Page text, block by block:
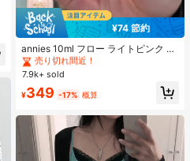
¥74 節約
annies 10ml フロー ライトピンク キ
ャットアイ ジェルネイルポリッシュ
ウルトラシャイン UVジェル ミラー
グラス キャットマグネットジェル ワ
ニス ネイルサプライ
#1 ベストセラー
に アニーズ ジェルネイルポリッシュ
売り切れ間近！
#1 ベストセラー
売り切れ間近！
#1 ベストセラー
売り切れ間近！
#1 ベストセラー
に アニーズ ジェルネイルポリッシュ
売り切れ間近！
7.9k+ sold
¥349 -17% 概算